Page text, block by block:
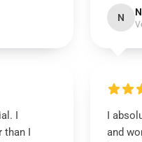
N
I
than I
I
and